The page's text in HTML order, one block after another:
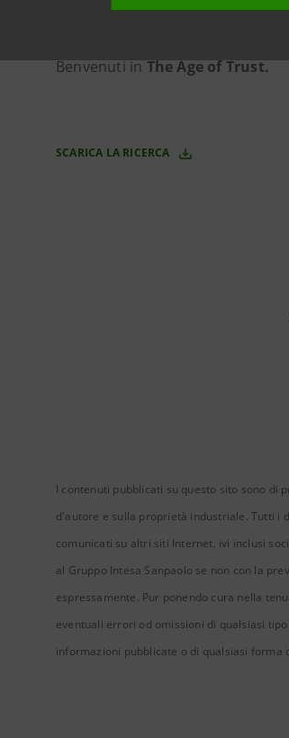
buon trattamento dei propri
Benvenuti inThe Age of Trust.
SCARICA LA RICERCA
I contenuti pubblicati su questo sito sono di
d'autore e sulla proprietà industriale. Tutti i
comunicati su altri siti Internet, ivi inclusi
al Gruppo Intesa Sanpaolo se non con la
espressamente. Pur ponendo cura nella
eventuali errori od omissioni di qualsiasi
informazioni pubblicate o di qualsiasi